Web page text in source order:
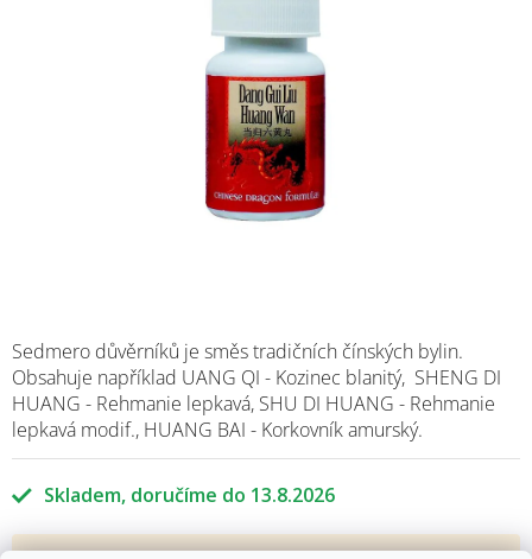
Skladem 13.8.2026
Sedmero důvěrníků je směs tradičních čínských bylin.
Obsahuje například UANG QI - Kozinec blanitý, SHENG DI
HUANG - Rehmanie lepkavá, SHU DI HUANG - Rehmanie
lepkavá modif., HUANG BAI - Korkovník amurský.